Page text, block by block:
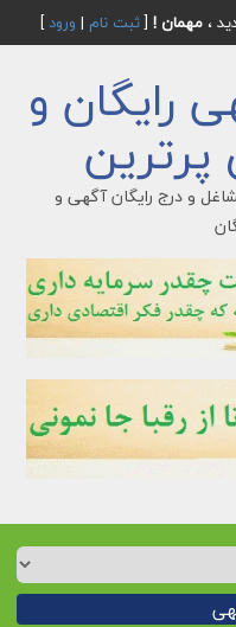
، مهمان ![ثبت نام | ورود]
رایگان و
پرترین
و درج رایگان آگهی و